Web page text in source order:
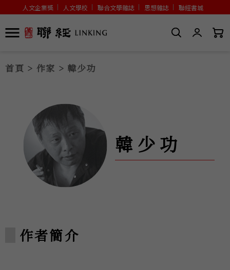
人文企業獎 人文學校 聯合文學雜誌 思想雜誌 聯經書城
首頁 > 作家 > 韓少功
韓少功
作者簡介